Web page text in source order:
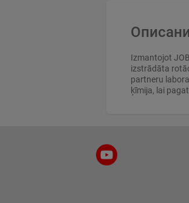
Izmantojot
izstrādāta
partneru
ķīmija, lai